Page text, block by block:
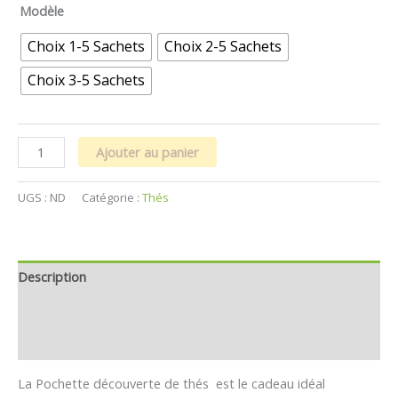
Modèle
Choix 1-5 Sachets
Choix 2-5 Sachets
Choix 3-5 Sachets
Ajouter au panier
UGS : ND Catégorie : Thés
Description
La Pochette découverte de thés est le cadeau idéal